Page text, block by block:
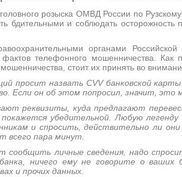
розыска ОМВД России по
бдительными и соблюдать
органами
фактов телефонного мошенничества.
стоит их принять во
просит назвать CVV банковской
Если он об этом попросил, значит, это
реквизиты, куда предлагают
покажется убедительной. Любую
и спросить, действительно ли
всего пара минут.
сообщить личные сведения, надо
ничего ему не говорите о ваших
и прочих данных.